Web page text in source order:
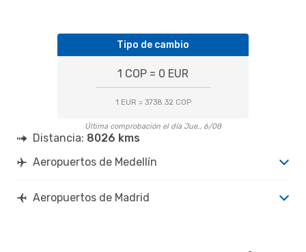
Tipo de cambio
1 COP = 0 EUR
1 EUR = 3738.32 COP
Última comprobación el día Jue., 6/08
Distancia: 8026 kms
Aeropuertos de Medellín
Aeropuertos de Madrid